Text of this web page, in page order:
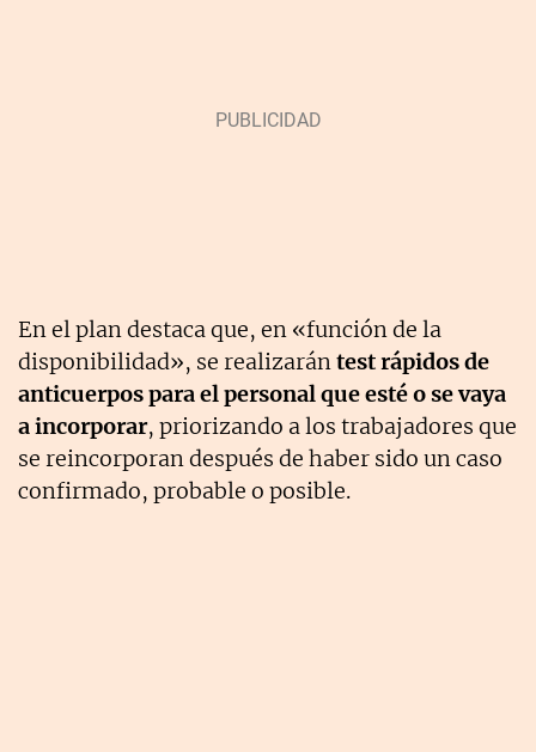
En el plan destaca que, en «función de la
disponibilidad», se realizarántest rápidos de
anticuerpos para el personal que esté o se vaya
a incorporar, priorizando a los trabajadores que
se reincorporan después de haber sido un caso
confirmado, probable o posible.